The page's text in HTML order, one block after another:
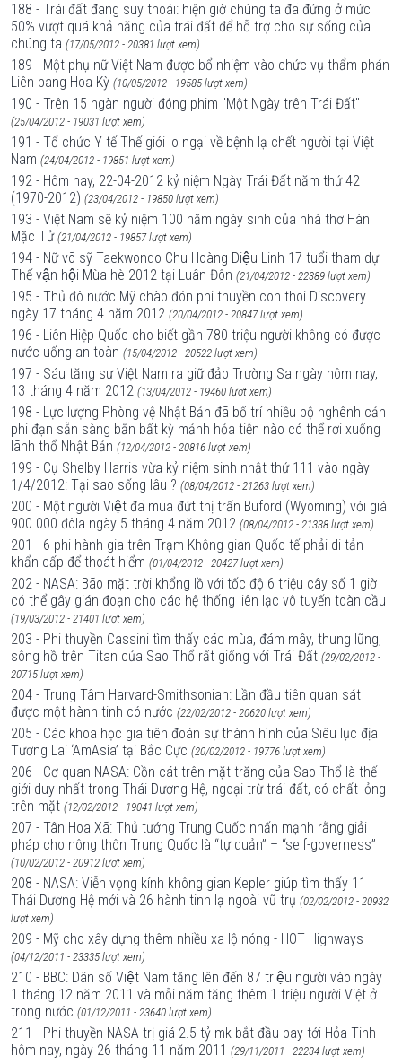
188 - Trái đất đang suy thoái: hiện giờ chúng ta đã đứng ở mức
50% vượt quá khả năng của trái đất để hỗ trợ cho sự sống của
chúng ta (17/05/2012 - 20381 lượt xem)
189 - Một phụ nữ Việt Nam được bổ nhiệm vào chức vụ thẩm phán
Liên bang Hoa Kỳ (10/05/2012 - 19585 lượt xem)
190 - Trên 15 ngàn người đóng phim "Một Ngày trên Trái Đất"
(25/04/2012 - 19031 lượt xem)
191 - Tổ chức Y tế Thế giới lo ngại về bệnh lạ chết người tại Việt
Nam (24/04/2012 - 19851 lượt xem)
192 - Hôm nay, 22-04-2012 kỷ niệm Ngày Trái Đất năm thứ 42
(1970-2012) (23/04/2012 - 19850 lượt xem)
193 - Việt Nam sẽ kỷ niệm 100 năm ngày sinh của nhà thơ Hàn
Mặc Tử (21/04/2012 - 19857 lượt xem)
194 - Nữ võ sỹ Taekwondo Chu Hoàng Diệu Linh 17 tuổi tham dự
Thế vận hội Mùa hè 2012 tại Luân Đôn (21/04/2012 - 22389 lượt xem)
195 - Thủ đô nước Mỹ chào đón phi thuyền con thoi Discovery
ngày 17 tháng 4 năm 2012 (20/04/2012 - 20847 lượt xem)
196 - Liên Hiệp Quốc cho biết gần 780 triệu người không có được
nước uống an toàn (15/04/2012 - 20522 lượt xem)
197 - Sáu tăng sư Việt Nam ra giữ đảo Trường Sa ngày hôm nay,
13 tháng 4 năm 2012 (13/04/2012 - 19460 lượt xem)
198 - Lực lượng Phòng vệ Nhật Bản đã bố trí nhiều bộ nghênh cản
phi đạn sẵn sàng bắn bất kỳ mảnh hỏa tiễn nào có thể rơi xuống
lãnh thổ Nhật Bản (12/04/2012 - 20816 lượt xem)
199 - Cụ Shelby Harris vừa kỷ niệm sinh nhật thứ 111 vào ngày
1/4/2012: Tại sao sống lâu ? (08/04/2012 - 21263 lượt xem)
200 - Một người Việt đã mua đứt thị trấn Buford (Wyoming) với giá
900.000 đôla ngày 5 tháng 4 năm 2012 (08/04/2012 - 21338 lượt xem)
201 - 6 phi hành gia trên Trạm Không gian Quốc tế phải di tản
khẩn cấp để thoát hiểm (01/04/2012 - 20427 lượt xem)
202 - NASA: Bão mặt trời khổng lồ với tốc độ 6 triệu cây số 1 giờ
có thể gây gián đoạn cho các hệ thống liên lạc vô tuyến toàn cầu
(19/03/2012 - 21401 lượt xem)
203 - Phi thuyền Cassini tìm thấy các mùa, đám mây, thung lũng,
sông hồ trên Titan của Sao Thổ rất giống với Trái Đất (29/02/2012 -
20715 lượt xem)
204 - Trung Tâm Harvard-Smithsonian: Lần đầu tiên quan sát
được một hành tinh có nước (22/02/2012 - 20620 lượt xem)
205 - Các khoa học gia tiên đoán sự thành hình của Siêu lục địa
Tương Lai ‘AmAsia’ tại Bắc Cực (20/02/2012 - 19776 lượt xem)
206 - Cơ quan NASA: Cồn cát trên mặt trăng của Sao Thổ là thế
giới duy nhất trong Thái Dương Hệ, ngoại trừ trái đất, có chất lỏng
trên mặt (12/02/2012 - 19041 lượt xem)
207 - Tân Hoa Xã: Thủ tướng Trung Quốc nhấn mạnh rằng giải
pháp cho nông thôn Trung Quốc là “tự quản” – “self-governess”
(10/02/2012 - 20912 lượt xem)
208 - NASA: Viễn vọng kính không gian Kepler giúp tìm thấy 11
Thái Dương Hệ mới và 26 hành tinh lạ ngoài vũ trụ (02/02/2012 - 20932
lượt xem)
209 - Mỹ cho xây dựng thêm nhiều xa lộ nóng - HOT Highways
(04/12/2011 - 23335 lượt xem)
210 - BBC: Dân số Việt Nam tăng lên đến 87 triệu người vào ngày
1 tháng 12 năm 2011 và mỗi năm tăng thêm 1 triệu người Việt ở
trong nước (01/12/2011 - 23640 lượt xem)
211 - Phi thuyền NASA trị giá 2.5 tỷ mk bắt đầu bay tới Hỏa Tinh
hôm nay, ngày 26 tháng 11 năm 2011 (29/11/2011 - 22234 lượt xem)